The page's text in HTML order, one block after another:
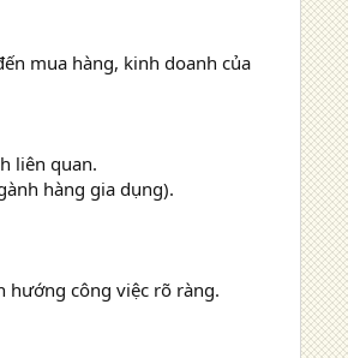
mua hàng, kinh doanh của
liên quan.
hàng gia dụng).
hướng công việc rõ ràng.